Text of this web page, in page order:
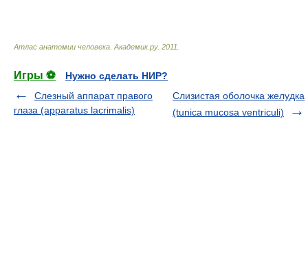
Атлас анатомии человека Академик.ру. 2011
Игры ⚽
Нужно сделать НИР?
Слезный аппарат правого
глаза (apparatus lacrimalis)
Слизистая оболочка желудка
(tunica mucosa ventriculi)